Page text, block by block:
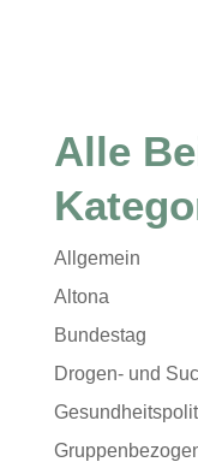
Alle
Allgemein
Altona
Bundestag
Drogen- und